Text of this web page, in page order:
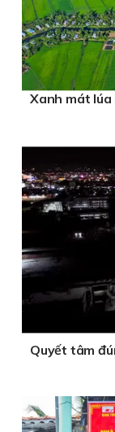
Xanh mát lúa
Quyết tâm